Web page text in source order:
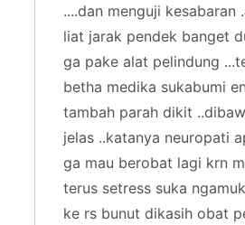
....dan menguji kesabaran
liat jarak pendek banget
ga pake alat pelindung
betha medika sukabumi
tambah parah dikit
jelas ..katanya neuropati
ga mau berobat lagi krn
terus setress suka
ke rs bunut dikasih obat